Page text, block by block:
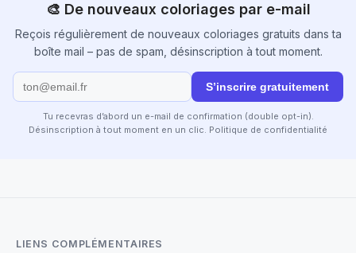
🎨 De nouveaux coloriages par e-mail
Reçois régulièrement de nouveaux coloriages gratuits dans ta
boîte mail – pas de spam, désinscription à tout moment.
S’inscrire gratuitement
Tu recevras d’abord un e-mail de confirmation (double opt-in).
Désinscription à tout moment en un clic. Politique de confidentialité
LIENS COMPLÉMENTAIRES